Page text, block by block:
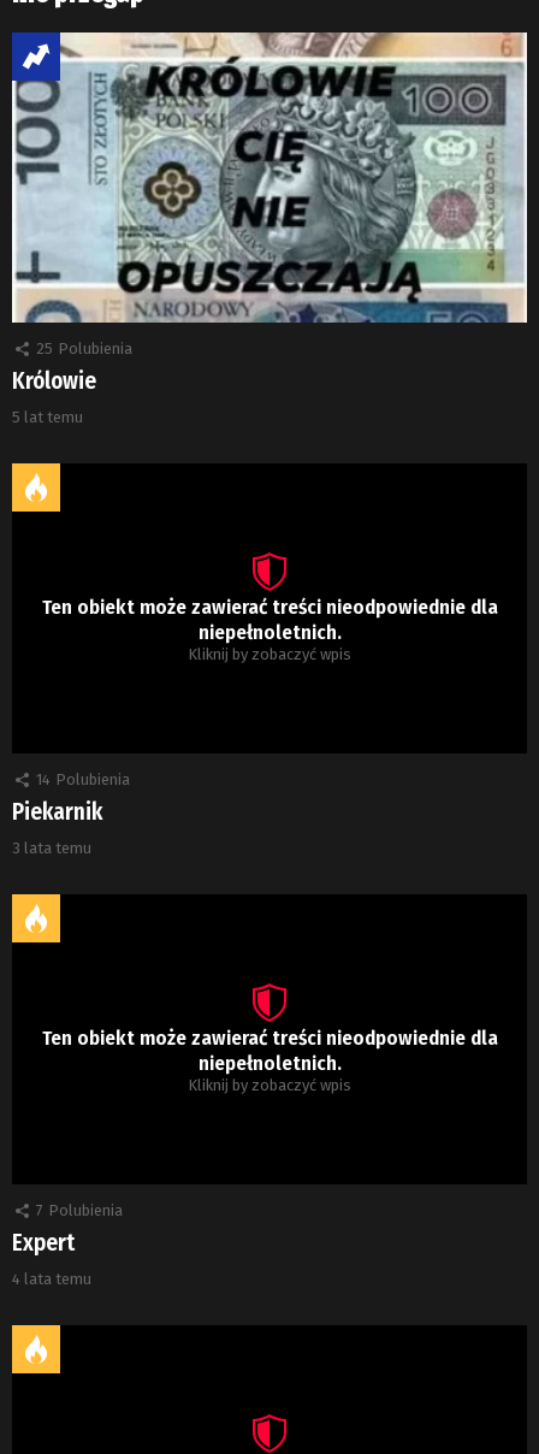
25 Polubienia
Królowie
5 lat temu
Ten obiekt może zawierać treści nieodpowiednie dla
niepełnoletnich.
Kliknij by zobaczyć wpis
14 Polubienia
Piekarnik
3 lata temu
Ten obiekt może zawierać treści nieodpowiednie dla
niepełnoletnich.
Kliknij by zobaczyć wpis
7 Polubienia
Expert
4 lata temu